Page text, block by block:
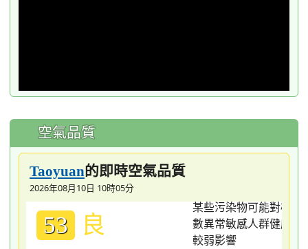
空氣品質
Taoyuan的即時空氣品質
2026年08月10日 10時05分
53 良